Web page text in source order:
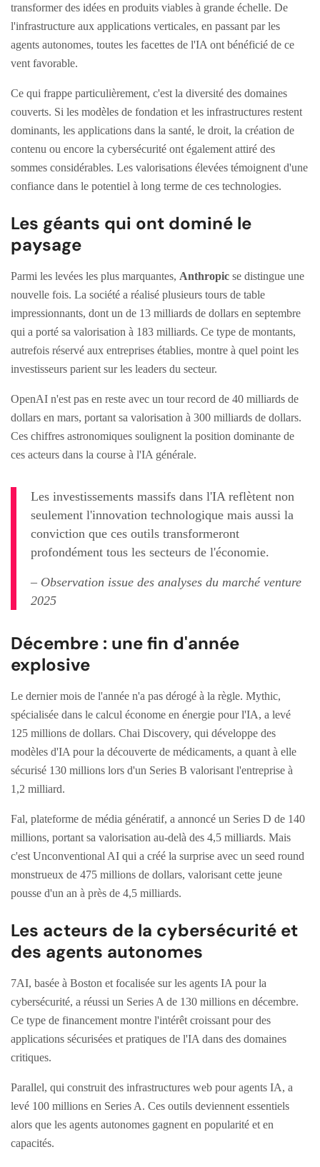
transformer des idées en produits viables à grande échelle. De
l'infrastructure aux applications verticales, en passant par les
agents autonomes, toutes les facettes de l'IA ont bénéficié de ce
vent favorable.
Ce qui frappe particulièrement, c'est la diversité des domaines
couverts. Si les modèles de fondation et les infrastructures restent
dominants, les applications dans la santé, le droit, la création de
contenu ou encore la cybersécurité ont également attiré des
sommes considérables. Les valorisations élevées témoignent d'une
confiance dans le potentiel à long terme de ces technologies.
Les géants qui ont dominé le
paysage
Parmi les levées les plus marquantes, Anthropic se distingue une
nouvelle fois. La société a réalisé plusieurs tours de table
impressionnants, dont un de 13 milliards de dollars en septembre
qui a porté sa valorisation à 183 milliards. Ce type de montants,
autrefois réservé aux entreprises établies, montre à quel point les
investisseurs parient sur les leaders du secteur.
OpenAI n'est pas en reste avec un tour record de 40 milliards de
dollars en mars, portant sa valorisation à 300 milliards de dollars.
Ces chiffres astronomiques soulignent la position dominante de
ces acteurs dans la course à l'IA générale.
Les investissements massifs dans l'IA reflètent non
seulement l'innovation technologique mais aussi la
conviction que ces outils transformeront
profondément tous les secteurs de l'économie.
– Observation issue des analyses du marché venture
2025
Décembre : une fin d'année
explosive
Le dernier mois de l'année n'a pas dérogé à la règle. Mythic,
spécialisée dans le calcul économe en énergie pour l'IA, a levé
125 millions de dollars. Chai Discovery, qui développe des
modèles d'IA pour la découverte de médicaments, a quant à elle
sécurisé 130 millions lors d'un Series B valorisant l'entreprise à
1,2 milliard.
Fal, plateforme de média génératif, a annoncé un Series D de 140
millions, portant sa valorisation au-delà des 4,5 milliards. Mais
c'est Unconventional AI qui a créé la surprise avec un seed round
monstrueux de 475 millions de dollars, valorisant cette jeune
pousse d'un an à près de 4,5 milliards.
Les acteurs de la cybersécurité et
des agents autonomes
7AI, basée à Boston et focalisée sur les agents IA pour la
cybersécurité, a réussi un Series A de 130 millions en décembre.
Ce type de financement montre l'intérêt croissant pour des
applications sécurisées et pratiques de l'IA dans des domaines
critiques.
Parallel, qui construit des infrastructures web pour agents IA, a
levé 100 millions en Series A. Ces outils deviennent essentiels
alors que les agents autonomes gagnent en popularité et en
capacités.